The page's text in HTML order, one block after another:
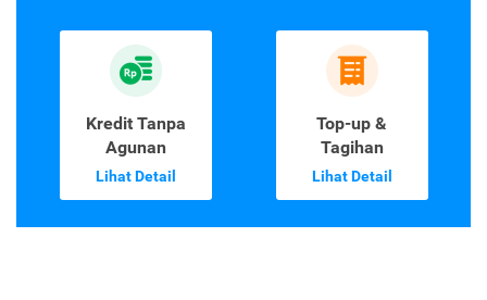
Kredit Tanpa
Agunan
Lihat Detail
Top-up &
Tagihan
Lihat Detail